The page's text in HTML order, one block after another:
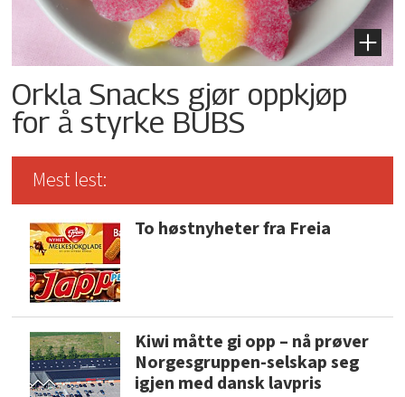
Orkla Snacks gjør oppkjøp
for å styrke BUBS
Mest lest:
To høstnyheter fra Freia
Kiwi måtte gi opp – nå prøver
Norgesgruppen-selskap seg
igjen med dansk lavpris